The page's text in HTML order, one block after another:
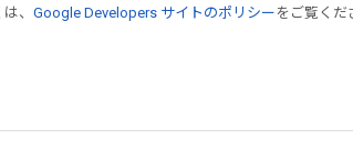
、 Google Developers サイトのポリシー をご覧くだ